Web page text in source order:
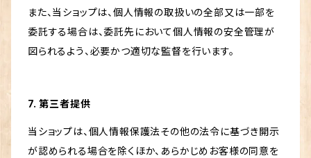
また、当ショップは、個人情報の取扱いの全部又は一部を
委託する場合は、委託先において個人情報の安全管理が
図られるよう、必要かつ適切な監督を行います。
7. 第三者提供
当ショップは、個人情報保護法その他の法令に基づき開示
が認められる場合を除くほか、あらかじめお客様の同意を